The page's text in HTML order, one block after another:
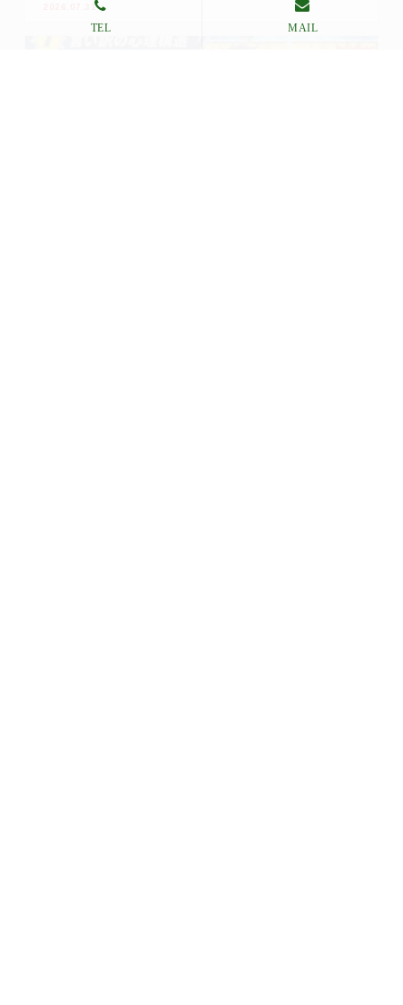
2026.07.31